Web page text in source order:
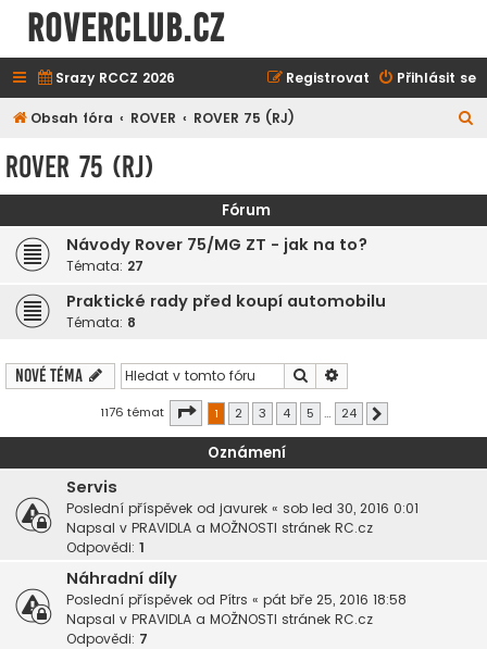
ROVERCLUB.cz
Srazy RCCZ 2026 Přihlásit se
Registrovat
Obsah fóra ROVER ROVER 75 (RJ)
a
ROVER 75 (RJ)
Fórum
Návody Rover 75/MG ZT - jak na to?
Témata: 27
Praktické rady před koupí automobilu
Témata: 8
Nové téma Hledat
1176 témat Stránka z
1 2 3 4 5 … 24
Oznámení
Servis
Poslední příspěvek od javurek « sob led 30, 2016 0:01
Napsal v PRAVIDLA a MOŽNOSTI stránek RC.cz
Odpovědi: 1
Náhradní díly
Poslední příspěvek od Pítrs « pát bře 25, 2016 18:58
Napsal v PRAVIDLA a MOŽNOSTI stránek RC.cz
Odpovědi: 7